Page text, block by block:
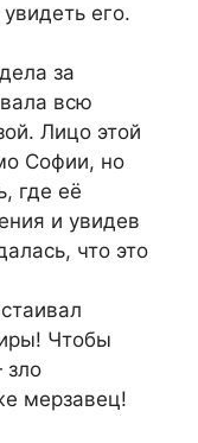
его.
за
всю
Лицо этой
Софии, но
где её
и увидев
что это
Чтобы
зло
мерзавец!